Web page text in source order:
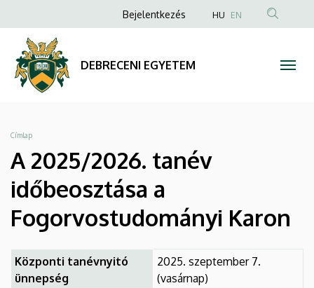
2025/2026.
tanév
időbeosztása
a
Fogorvostudományi
Karon
DEBRECENI
EGYETEM
a
tartalomra
Anonim
menüje
Bejelentkezés HU EN
DEBRECENI EGYETEM
Morzsa
Címlap
A 2025/2026. tanév
időbeosztása a
Fogorvostudományi Karon
Központi tanévnyitó
ünnepség
2025. szeptember 7.
(vasárnap)